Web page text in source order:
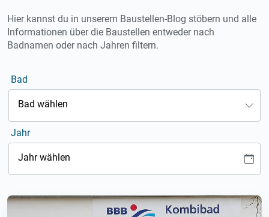
Hier kannst du in unserem Baustellen-Blog stöbern und alle
Informationen über die Baustellen entweder nach
Badnamen oder nach Jahren filtern.
Bad
Bad wählen
Jahr
Jahr wählen